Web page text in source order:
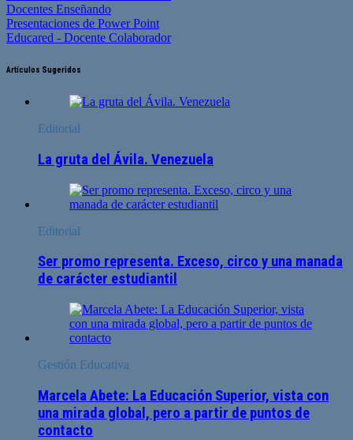
Docentes Enseñando
Presentaciones de Power Point
Educared - Docente Colaborador
Artículos Sugeridos
Editorial
La gruta del Ávila. Venezuela
Editorial
Ser promo representa. Exceso, circo y una manada
de carácter estudiantil
Gestión Educativa
Marcela Abete: La Educación Superior, vista con
una mirada global, pero a partir de puntos de
contacto